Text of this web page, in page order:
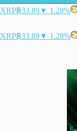
XRP฿33.89▼ 1.28%
XRP฿33.89▼ 1.28%